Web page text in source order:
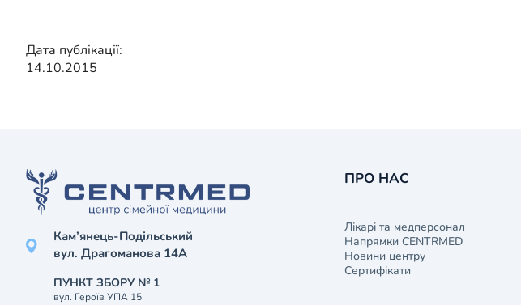
Дата публікації:
14.10.2015
Кам’янець-Подільський
вул. Драгоманова 14А
ПУНКТ ЗБОРУ № 1
вул. Героїв УПА 15
ПРО НАС
Лікарі та медперсонал
Напрямки CENTRMED
Новини центру
Сертифікати